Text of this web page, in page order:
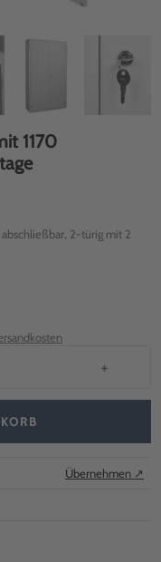
1170
2-türig mit 2
+
Übernehmen ↗